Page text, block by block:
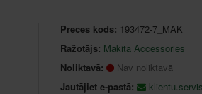
Preces kods: 193472-7_MAK
Ražotājs: Makita Accessories
Noliktavā:
Nav noliktavā
Jautājiet e-pastā: